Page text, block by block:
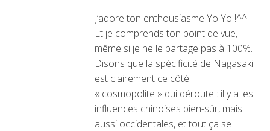
J’adore ton enthousiasme Yo Yo !^^
Et je comprends ton point de vue,
même si je ne le partage pas à 100%.
Disons que la spécificité de Nagasaki
est clairement ce côté
« cosmopolite » qui déroute : il y a les
influences chinoises bien-sûr, mais
aussi occidentales, et tout ça se